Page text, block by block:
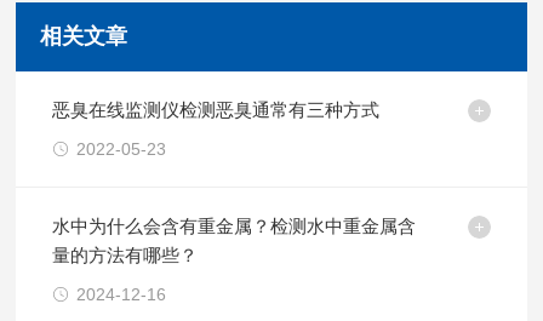
相关文章
恶臭在线监测仪检测恶臭通常有三种方式
2022-05-23
水中为什么会含有重金属？检测水中重金属含
量的方法有哪些？
2024-12-16